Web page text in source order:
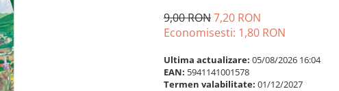
9,00 RON7,20 RON
Economisesti: 1,80 RON
Ultima actualizare: 05/08/2026 16:04
EAN: 5941141001578
Termen valabilitate: 01/12/2027